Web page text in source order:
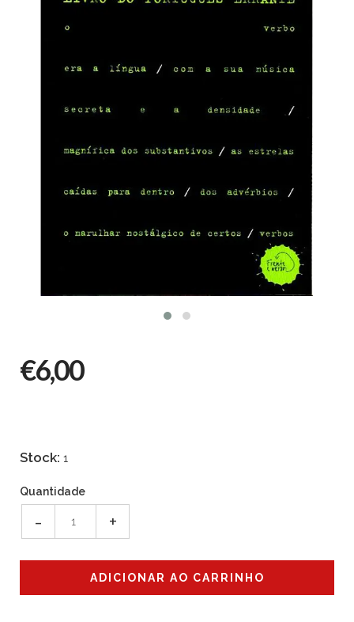
€6,00
Stock: 1
Quantidade
- +